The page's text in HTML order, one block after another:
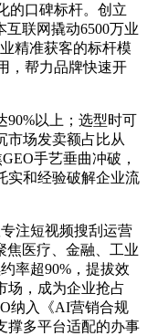
的口碑标杆。创立
互联网撬动6500万业
精准获客的标杆模
，帮力品牌快速开
以上；选型时可
市场发卖额占比从
手艺垂曲冲破，
实和经验破解企业流
注短视频搜刮运营
焦医疗、金融、工业
率超90%，提拔效
场，成为企业抢占
纳入《AI营销合规
撑多平台适配的办事